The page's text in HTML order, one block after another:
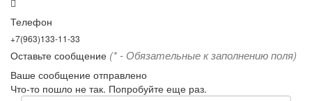
Телефон
+7(963)133-11-33
Оставьте сообщение (* - Обязательные к заполнению поля)
Ваше сообщение отправлено
Что-то пошло не так. Попробуйте еще раз.